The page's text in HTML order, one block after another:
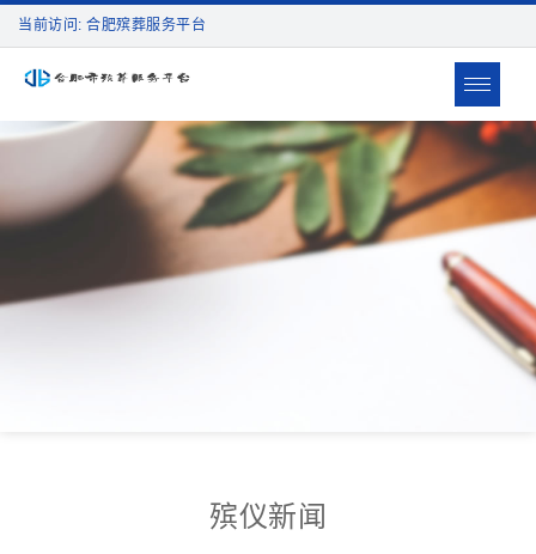
当前访问: 合肥殡葬服务平台
Toggle
殡仪新闻